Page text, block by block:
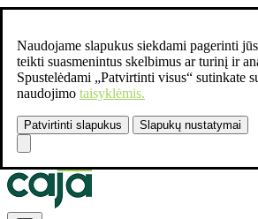
Naudojame slapukus siekdami pagerinti
teikti suasmenintus skelbimus ar turinį ir
Spustelėdami „Patvirtinti visus“ sutinkate
naudojimo taisyklėmis.
Patvirtinti slapukus Slapukų nustatymai
Susisiekite:
Skip to Content